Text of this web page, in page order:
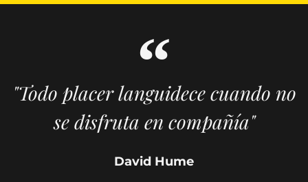
"Todo placer languidece cuando no
se disfruta en compañía"
David Hume